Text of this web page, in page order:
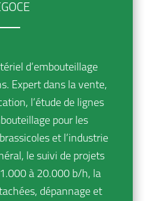
d’embouteillage
Expert dans la vente,
l’étude de lignes
pour les
et l’industrie
le suivi de projets
à 20.000 b/h, la
dépannage et